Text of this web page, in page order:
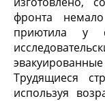
фронта
приютила у
Трудящиеся
используя